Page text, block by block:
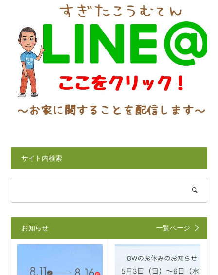
サイト内検索
お知らせ 一覧ページ